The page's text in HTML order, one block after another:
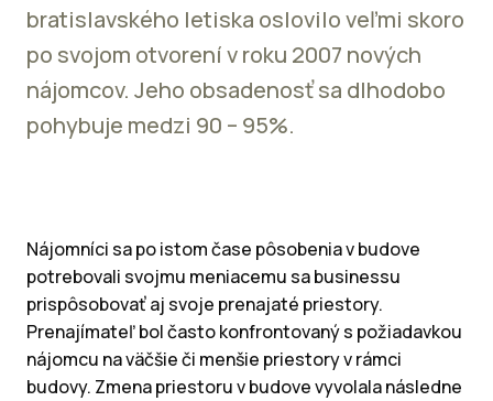
bratislavského letiska oslovilo veľmi skoro
po svojom otvorení v roku 2007 nových
nájomcov. Jeho obsadenosť sa dlhodobo
pohybuje medzi 90 – 95%.
Nájomníci sa po istom čase pôsobenia v budove
potrebovali svojmu meniacemu sa businessu
prispôsobovať aj svoje prenajaté priestory.
Prenajímateľ bol často konfrontovaný s požiadavkou
nájomcu na väčšie či menšie priestory v rámci
budovy. Zmena priestoru v budove vyvolala následne